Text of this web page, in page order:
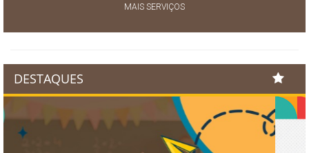
MAIS SERVIÇOS
DESTAQUES